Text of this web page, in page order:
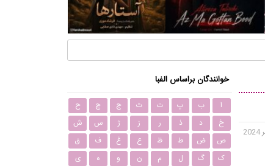
خوانندگان براساس الفبا
ا ب پ ت ث ج چ
ح
خ
د ذ ر ز ژ س
ش
ص
ض ط ظ ع غ ف
ق
ک
گ ل م ن و ه ی